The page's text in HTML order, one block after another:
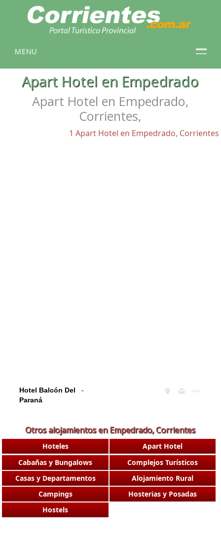
MENU
Apart Hotel en Empedrado
Apart Hotel en Empedrado,
Corrientes,
1 Apart Hotel en Empedrado, Corrientes
Hotel Balcón Del
Paraná
-
Otros alojamientos en Empedrado, Corrientes
Hoteles
Apart Hotel
Cabañas y Bungalows
Complejos Turísticos
Casas y Departamentos
Alojamiento Rural
Campings
Hosterias y Posadas
Hostels